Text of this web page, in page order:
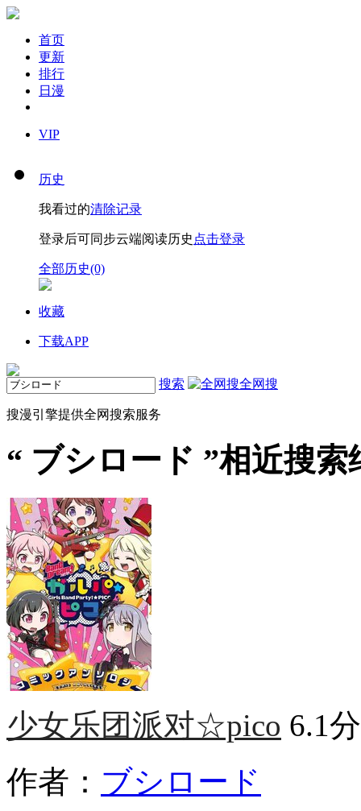
首页
更新
排行
日漫
VIP
历史
我看过的清除记录
登录后可同步云端阅读历史 点击登录
全部历史(0)
收藏
下载APP
搜索 全网搜
搜漫引擎提供全网搜索服务
“ ブシロード ”相近搜索
少女乐团派对☆pico 6.1分
作者： ブシロード